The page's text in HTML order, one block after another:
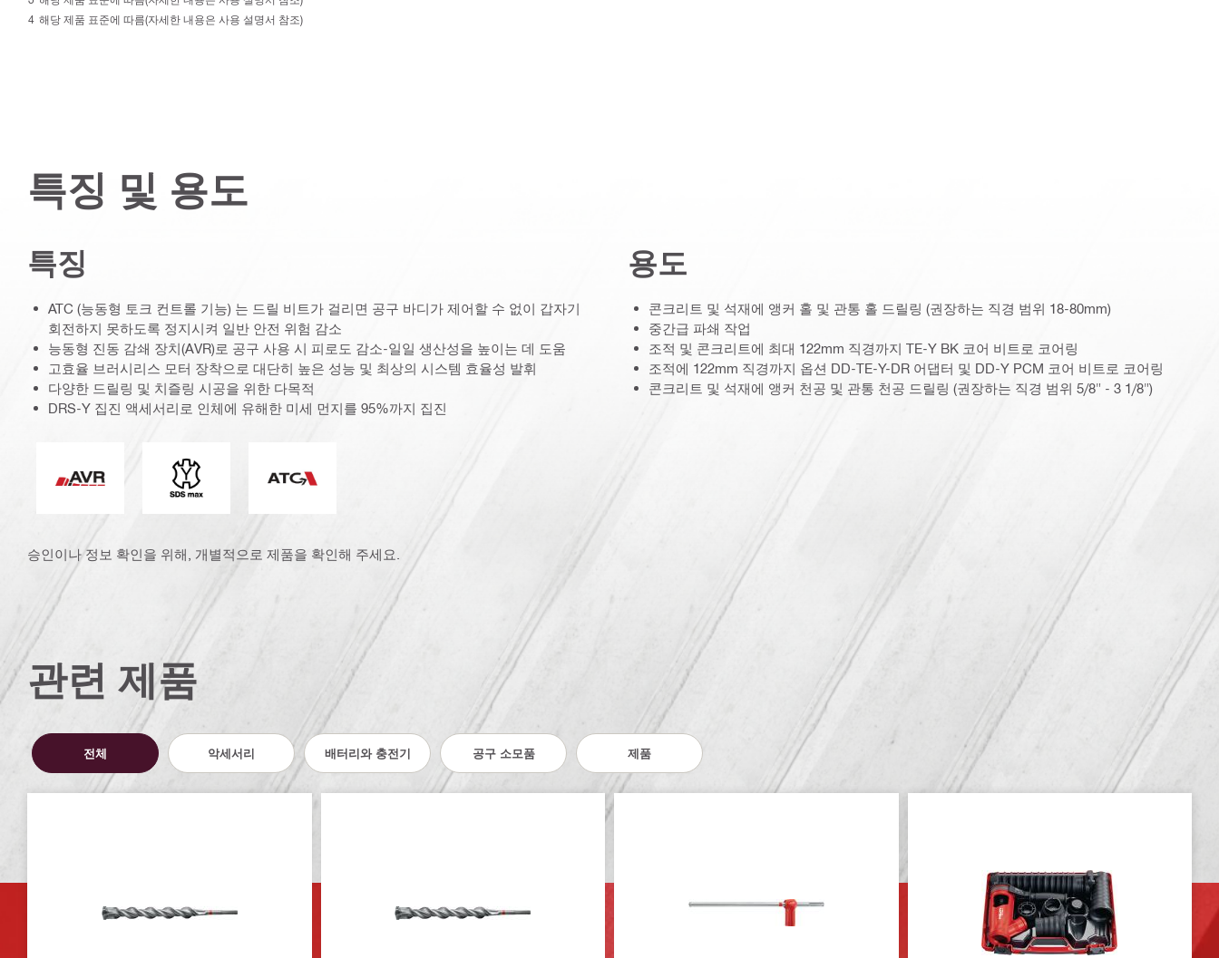
해당 제품 표준에 따름(자세한 내용은 사용 설명서 참조)
특징 및 용도
특징
ATC (능동형 토크 컨트롤 기능) 는 드릴 비트가 걸리면 공구 바디가 제어할 수 없이 갑자기
회전하지 못하도록 정지시켜 일반 안전 위험 감소
능동형 진동 감쇄 장치(AVR)로 공구 사용 시 피로도 감소-일일 생산성을 높이는 데 도움
고효율 브러시리스 모터 장착으로 대단히 높은 성능 및 최상의 시스템 효율성 발휘
다양한 드릴링 및 치즐링 시공을 위한 다목적
DRS-Y 집진 액세서리로 인체에 유해한 미세 먼지를 95%까지 집진
커넥션 엔드
용도
콘크리트 및 석재에 앵커 홀 및 관통 홀 드릴링 (권장하는 직경 범위 18-80mm)
중간급 파쇄 작업
조적 및 콘크리트에 최대 122mm 직경까지 TE-Y BK 코어 비트로 코어링
조적에 122mm 직경까지 옵션 DD-TE-Y-DR 어댑터 및 DD-Y PCM 코어 비트로 코어링
콘크리트 및 석재에 앵커 천공 및 관통 천공 드릴링 (권장하는 직경 범위 5/8" - 3 1/8")
승인이나 정보 확인을 위해, 개별적으로 제품을 확인해 주세요.
관련 제품
전체 악세서리 배터리와 충전기 공구 소모품 제품